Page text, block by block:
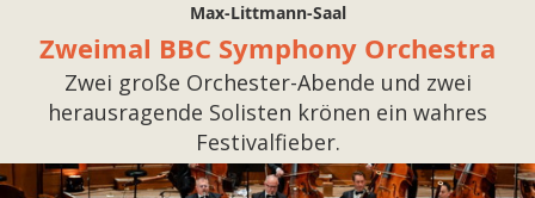
Max-Littmann-Saal
Zweimal BBC Symphony Orchestra
Zwei große Orchester-Abende und zwei
herausragende Solisten krönen ein wahres
Festivalfieber.